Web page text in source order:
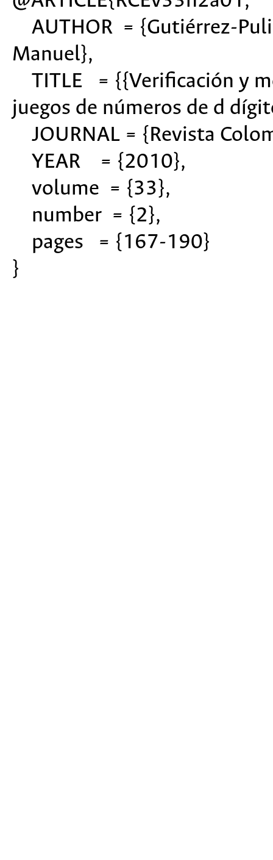
AUTHOR = {Gutiérrez-
Manuel},
TITLE = {{Verificación y
juegos de números de d
JOURNAL = {Revista
YEAR = {2010},
volume = {33},
number = {2},
pages = {167-190}
}